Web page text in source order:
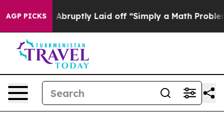
AGP PICKS
Abruptly Laid off “Simply a Math Problem Dr.